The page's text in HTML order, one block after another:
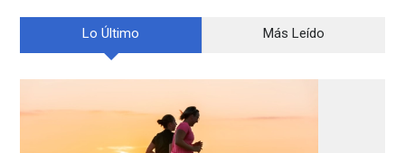
Lo Último Más Leído